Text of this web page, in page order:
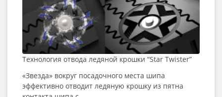
Технология отвода ледяной крошки “Star Twister”
«Звезда» вокруг посадочного места шипа
эффективно отводит ледяную крошку из пятна